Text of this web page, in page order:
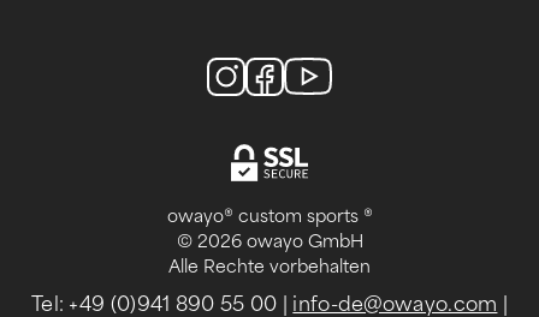
owayo® custom sports ®
© 2026 owayo GmbH
Alle Rechte vorbehalten
Tel: +49 (0)941 890 55 00 info-de@owayo.com